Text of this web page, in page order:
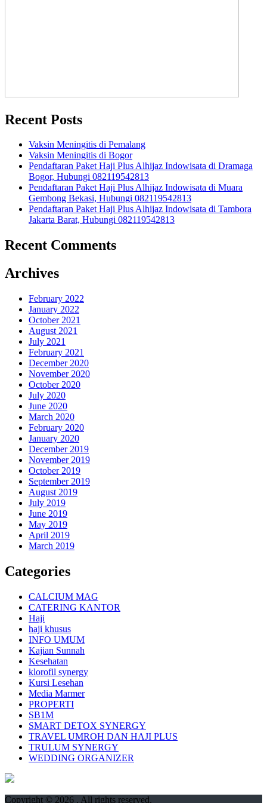
Recent Posts
Vaksin Meningitis di Pemalang
Vaksin Meningitis di Bogor
Pendaftaran Paket Haji Plus Alhijaz Indowisata di Dramaga
Bogor, Hubungi 082119542813
Pendaftaran Paket Haji Plus Alhijaz Indowisata di Muara
Gembong Bekasi, Hubungi 082119542813
Pendaftaran Paket Haji Plus Alhijaz Indowisata di Tambora
Jakarta Barat, Hubungi 082119542813
Recent Comments
Archives
February 2022
January 2022
October 2021
August 2021
July 2021
February 2021
December 2020
November 2020
October 2020
July 2020
June 2020
March 2020
February 2020
January 2020
December 2019
November 2019
October 2019
September 2019
August 2019
July 2019
June 2019
May 2019
April 2019
March 2019
Categories
CALCIUM MAG
CATERING KANTOR
Haji
haji khusus
INFO UMUM
Kajian Sunnah
Kesehatan
klorofil synergy
Kursi Lesehan
Media Marmer
PROPERTI
SB1M
SMART DETOX SYNERGY
TRAVEL UMROH DAN HAJI PLUS
TRULUM SYNERGY
WEDDING ORGANIZER
Copyright © 2026 . All rights reserved.